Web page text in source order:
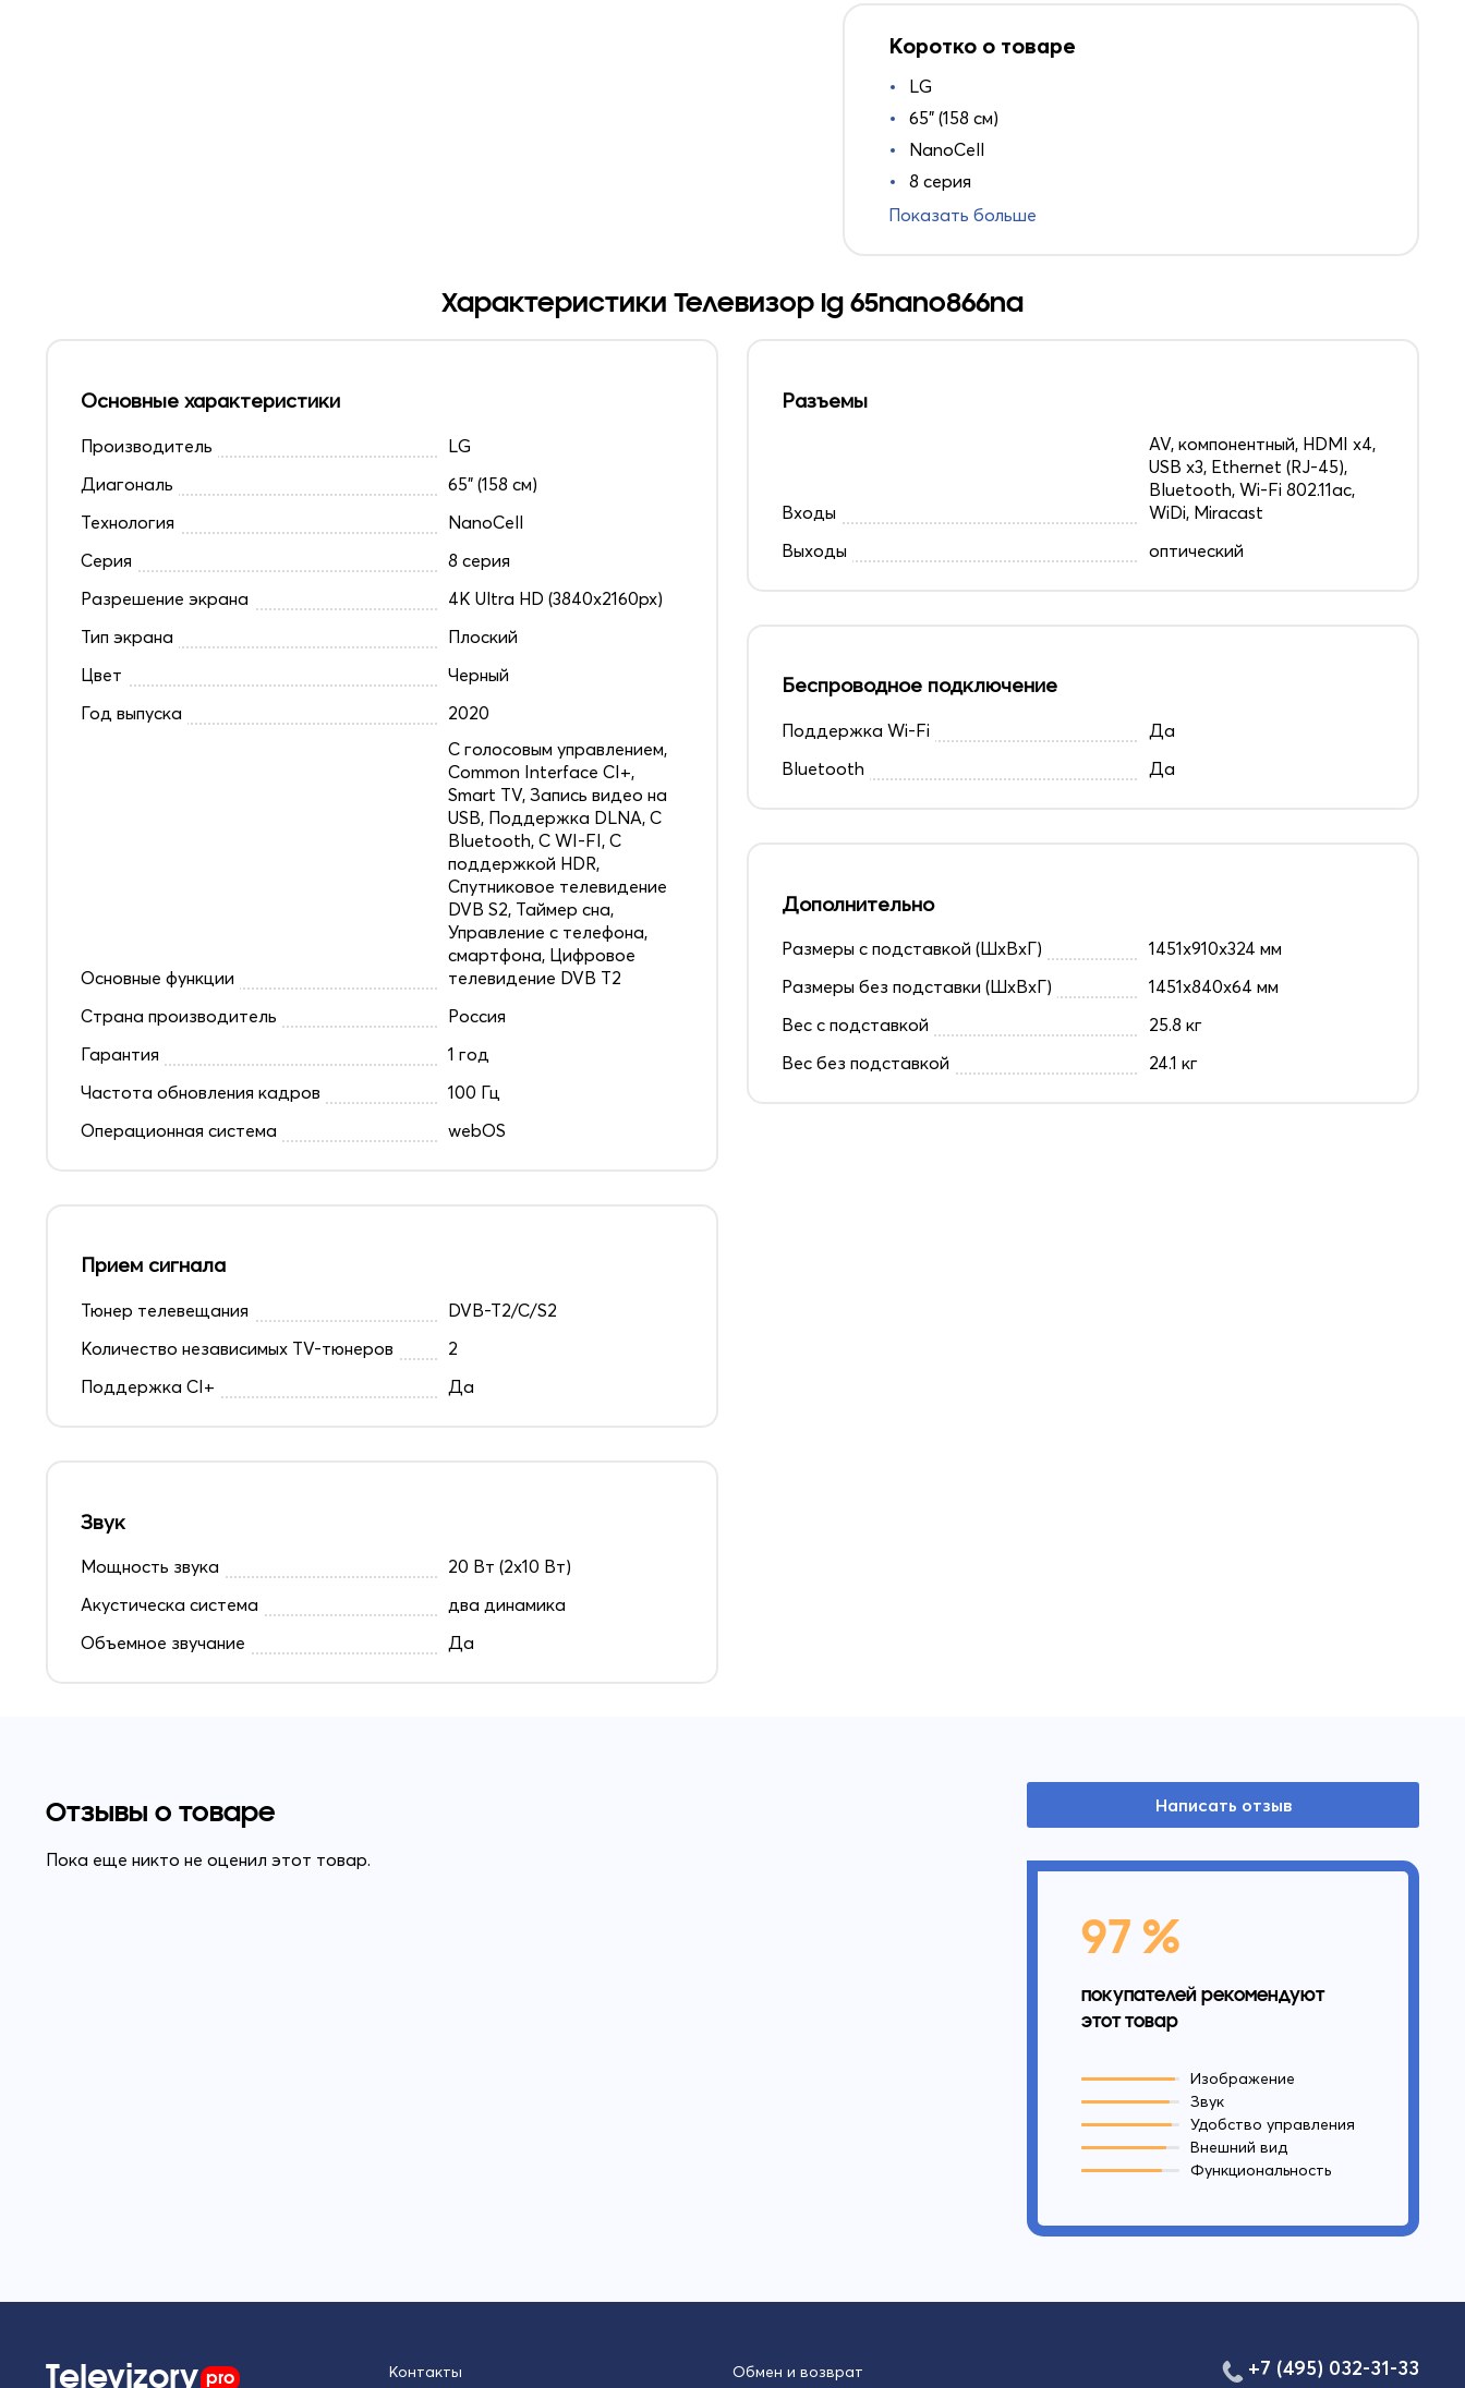
Коротко о товаре
LG
65" (158 см)
NanoCell
8 серия
Показать больше
Характеристики Телевизор lg 65nano866na
Основные характеристики
Производитель
LG
Диагональ
65" (158 см)
Технология
NanoCell
Серия
8 серия
Разрешение экрана
4K Ultra HD (3840x2160px)
Тип экрана
Плоский
Цвет
Черный
Год выпуска
2020
Основные функции
C голосовым управлением,
Common Interface CI+,
Smart TV, Запись видео на
USB, Поддержка DLNA, С
Bluetooth, С WI-FI, С
поддержкой HDR,
Спутниковое телевидение
DVB S2, Таймер сна,
Управление с телефона,
смартфона, Цифровое
телевидение DVB T2
Страна производитель
Россия
Гарантия
1 год
Частота обновления кадров
100 Гц
Операционная система
webOS
Прием сигнала
Тюнер телевещания
DVB-T2/C/S2
Количество независимых TV-тюнеров
2
Поддержка CI+
Да
Звук
Мощность звука
20 Вт (2x10 Вт)
Акустическа система
два динамика
Объемное звучание
Да
Разъемы
Входы
AV, компонентный, HDMI x4,
USB x3, Ethernet (RJ-45),
Bluetooth, Wi-Fi 802.11ac,
WiDi, Miracast
Выходы
оптический
Беспроводное подключение
Поддержка Wi-Fi
Да
Bluetooth
Да
Дополнительно
Размеры с подставкой (ШxВxГ)
1451x910x324 мм
Размеры без подставки (ШxВxГ)
1451x840x64 мм
Вес с подставкой
25.8 кг
Вес без подставкой
24.1 кг
Отзывы о товаре
Пока еще никто не оценил этот товар.
Написать отзыв
97 %
покупателей рекомендуют
этот товар
Изображение
Звук
Удобство управления
Внешний вид
Функциональность
Televizory pro Контакты Обмен и возврат +7 (495) 032-31-33